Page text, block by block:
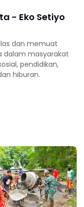
- Eko Setiyo
dan memuat
dalam masyarakat
pendidikan,
hiburan.